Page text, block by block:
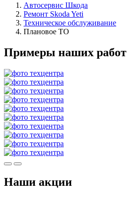
Автосервис Шкода
Ремонт Skoda Yeti
Техническое обслуживание
Плановое ТО
Примеры наших работ
Наши акции